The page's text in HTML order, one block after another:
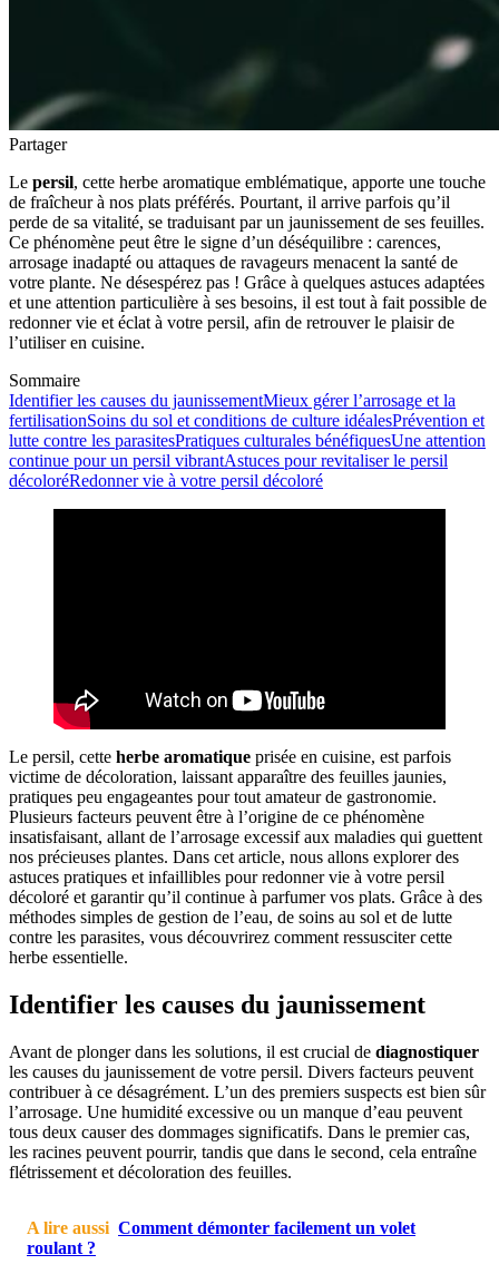
Partager
Le persil, cette herbe aromatique emblématique, apporte une touche
de fraîcheur à nos plats préférés. Pourtant, il arrive parfois qu’il
perde de sa vitalité, se traduisant par un jaunissement de ses feuilles.
Ce phénomène peut être le signe d’un déséquilibre : carences,
arrosage inadapté ou attaques de ravageurs menacent la santé de
votre plante. Ne désespérez pas ! Grâce à quelques astuces adaptées
et une attention particulière à ses besoins, il est tout à fait possible de
redonner vie et éclat à votre persil, afin de retrouver le plaisir de
l’utiliser en cuisine.
Sommaire
Identifier les causes du jaunissementMieux gérer l’arrosage et la
fertilisationSoins du sol et conditions de culture idéalesPrévention et
lutte contre les parasitesPratiques culturales bénéfiquesUne attention
continue pour un persil vibrantAstuces pour revitaliser le persil
décoloréRedonner vie à votre persil décoloré
Le persil, cette herbe aromatique prisée en cuisine, est parfois
victime de décoloration, laissant apparaître des feuilles jaunies,
pratiques peu engageantes pour tout amateur de gastronomie.
Plusieurs facteurs peuvent être à l’origine de ce phénomène
insatisfaisant, allant de l’arrosage excessif aux maladies qui guettent
nos précieuses plantes. Dans cet article, nous allons explorer des
astuces pratiques et infaillibles pour redonner vie à votre persil
décoloré et garantir qu’il continue à parfumer vos plats. Grâce à des
méthodes simples de gestion de l’eau, de soins au sol et de lutte
contre les parasites, vous découvrirez comment ressusciter cette
herbe essentielle.
Identifier les causes du jaunissement
Avant de plonger dans les solutions, il est crucial de diagnostiquer
les causes du jaunissement de votre persil. Divers facteurs peuvent
contribuer à ce désagrément. L’un des premiers suspects est bien sûr
l’arrosage. Une humidité excessive ou un manque d’eau peuvent
tous deux causer des dommages significatifs. Dans le premier cas,
les racines peuvent pourrir, tandis que dans le second, cela entraîne
flétrissement et décoloration des feuilles.
A lire aussi Comment démonter facilement un volet
roulant ?